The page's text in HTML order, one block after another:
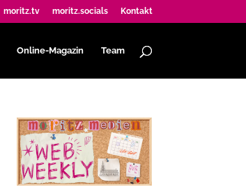
moritz.tv moritz.socials Kontakt
Online-Magazin Team